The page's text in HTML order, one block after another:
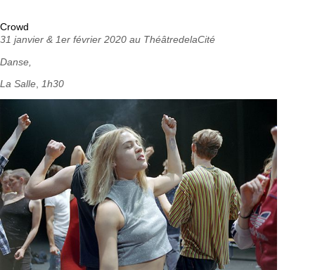
Crowd
31 janvier & 1er février 2020 au ThéâtredelaCité
Danse,
La Salle
1h30